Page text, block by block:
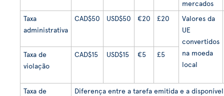
mercados
Taxa
administrativa
CAD$50 USD$50 €20 £20
Valores da
UE
convertidos
na moeda
local
Taxa de
violação
CAD$15 USD$15 €5 £5
Taxa de
Diferença entre a tarefa emitida e a disponível